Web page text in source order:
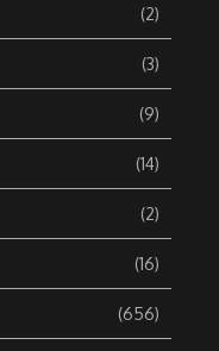
(2)
(3)
(9)
(14)
(2)
(16)
(656)